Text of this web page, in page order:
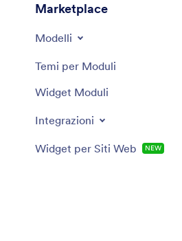
Marketplace
Modelli
Temi per Moduli
Widget Moduli
Integrazioni
Widget per Siti Web NEW